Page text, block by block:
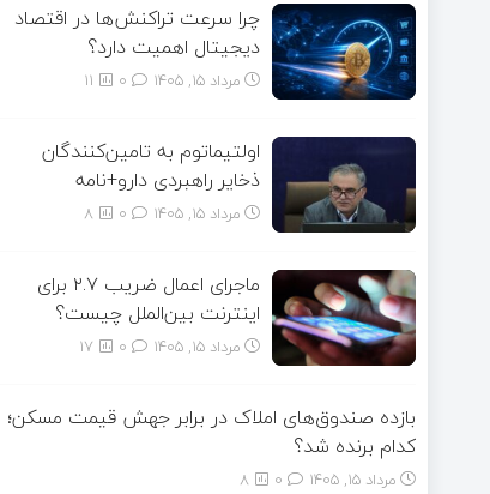
چرا سرعت تراکنش‌ها در اقتصاد
دیجیتال اهمیت دارد؟
مرداد ۱۵, ۱۴۰۵ 11
اولتیماتوم به تامین‌کنندگان
ذخایر راهبردی دارو+نامه
مرداد ۱۵, ۱۴۰۵ 8
ماجرای اعمال ضریب ۲.۷ برای
اینترنت بین‌الملل چیست؟
مرداد ۱۵, ۱۴۰۵ 17
بازده صندوق‌های املاک در برابر جهش قیمت مسکن؛
کدام برنده شد؟
مرداد ۱۵, ۱۴۰۵ 8